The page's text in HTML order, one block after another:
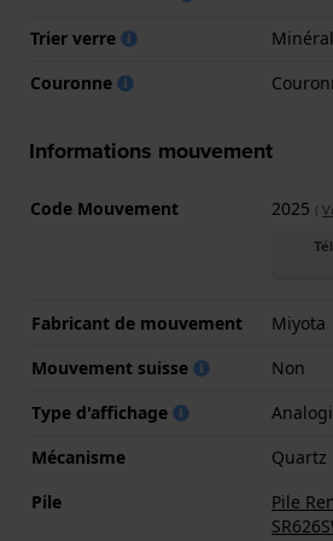
Trier verre
Minéral
Couronne
Informations mouvement
Code Mouvement 2025 (
Fabricant de mouvement
Miyota
Mouvement suisse
Non
Type d'affichage
Mécanisme
Quartz
Pile
Pile